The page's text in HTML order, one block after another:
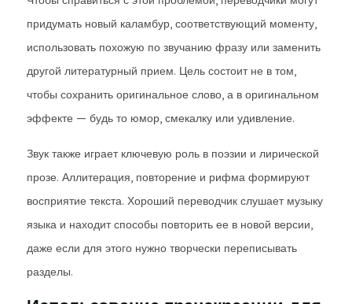
придумать новый каламбур, соответствующий моменту,
использовать похожую по звучанию фразу или заменить
другой литературный прием. Цель состоит не в том,
чтобы сохранить оригинальное слово, а в оригинальном
эффекте — будь то юмор, смекалку или удивление.
Звук также играет ключевую роль в поэзии и лирической
прозе. Аллитерация, повторение и рифма формируют
восприятие текста. Хороший переводчик слушает музыку
языка и находит способы повторить ее в новой версии,
даже если для этого нужно творчески переписывать
разделы.